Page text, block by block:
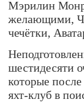
Мэрилин
желающими,
чечётки,
шестидесяти
которые
яхт-клуб в